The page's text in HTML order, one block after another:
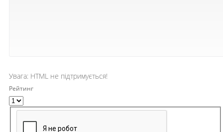
Увага: HTML не підтримується!
Рейтинг